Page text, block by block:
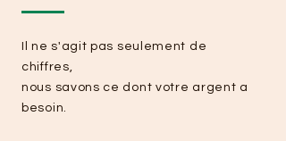
Il ne s'agit pas seulement de
chiffres,
nous savons ce dont votre argent a
besoin.